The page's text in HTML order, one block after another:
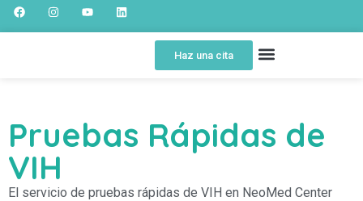
Haz una cita
Pruebas Rápidas de
VIH
El servicio de pruebas rápidas de VIH en NeoMed Center